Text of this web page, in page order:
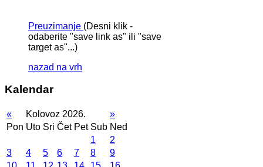
Preuzimanje (Desni klik -
odaberite "save link as" ili "save
target as"...)
nazad na vrh
Kalendar
« Kolovoz 2026.
»
Pon Uto Sri Čet Pet Sub Ned
1
2
3
4 5 6 7 8
9